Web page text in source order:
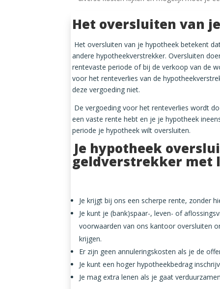
Het oversluiten van
Het oversluiten van je hypotheek betekent
andere hypotheekverstrekker. Oversluiten
rentevaste periode of bij de verkoop van de
voor het renteverlies van de
deze vergoeding niet.
De vergoeding voor het renteverlies wordt
een vaste rente hebt en je je hypotheek
periode je hypotheek wilt oversluiten.
Je hypotheek
geldverstrekker met
Je krijgt bij ons een scherpe rente, zonder
Je kunt je (bank)spaar-, leven- of
voorwaarden van ons kantoor oversluiten
krijgen.
Er zijn geen annuleringskosten als je de
Je kunt een hoger hypotheekbedrag
Je mag extra lenen als je gaat